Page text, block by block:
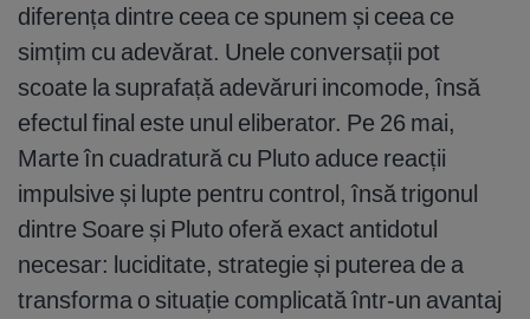
diferența dintre ceea ce spunem și ceea ce
simțim cu adevărat. Unele conversații pot
scoate la suprafață adevăruri incomode, însă
efectul final este unul eliberator. Pe 26 mai,
Marte în cuadratură cu Pluto aduce reacții
impulsive și lupte pentru control, însă trigonul
dintre Soare și Pluto oferă exact antidotul
necesar: luciditate, strategie și puterea de a
transforma o situație complicată într-un avantaj